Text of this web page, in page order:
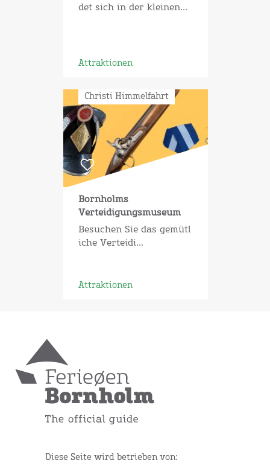
det sich in der kleinen...
Attraktionen
Christi Himmelfahrt
Bornholms
Verteidigungsmuseum
Besuchen Sie das gemütl
iche Verteidi...
Attraktionen
Diese Seite wird betrieben von: